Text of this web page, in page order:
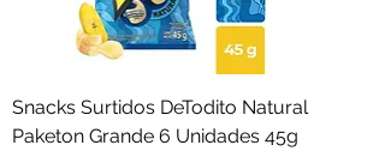
Snacks Surtidos DeTodito Natural
Paketon Grande 6 Unidades 45g